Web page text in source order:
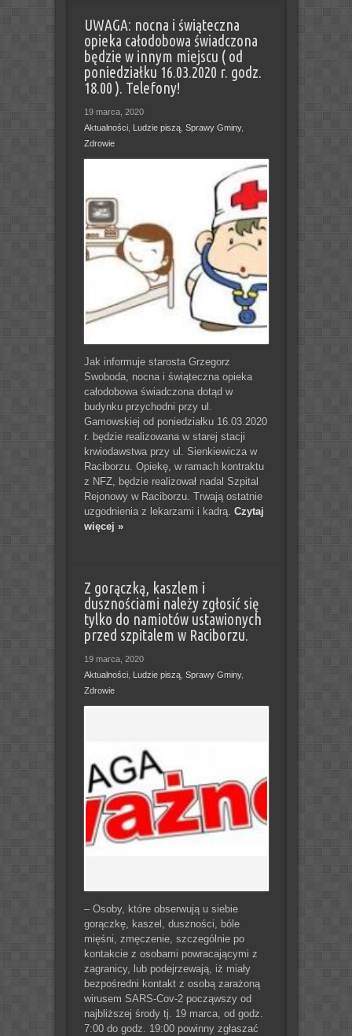
UWAGA: nocna i świąteczna
opieka całodobowa świadczona
będzie w innym miejscu ( od
poniedziałku 16.03.2020 r. godz.
18.00 ). Telefony!
19 marca, 2020
Aktualności, Ludzie piszą, Sprawy Gminy,
Zdrowie
Jak informuje starosta Grzegorz
Swoboda, nocna i świąteczna opieka
całodobowa świadczona dotąd w
budynku przychodni przy ul.
Gamowskiej od poniedziałku 16.03.2020
r. będzie realizowana w starej stacji
krwiodawstwa przy ul. Sienkiewicza w
Raciborzu. Opiekę, w ramach kontraktu
z NFZ, będzie realizował nadal Szpital
Rejonowy w Raciborzu. Trwają ostatnie
uzgodnienia z lekarzami i kadrą. Czytaj
więcej »
Z gorączką, kaszlem i
dusznościami należy zgłosić się
tylko do namiotów ustawionych
przed szpitalem w Raciborzu.
19 marca, 2020
Aktualności, Ludzie piszą, Sprawy Gminy,
Zdrowie
– Osoby, które obserwują u siebie
gorączkę, kaszel, duszności, bóle
mięśni, zmęczenie, szczególnie po
kontakcie z osobami powracającymi z
zagranicy, lub podejrzewają, iż miały
bezpośredni kontakt z osobą zarażoną
wirusem SARS-Cov-2 począwszy od
najbliższej środy tj. 19 marca, od godz.
7:00 do godz. 19:00 powinny zgłaszać